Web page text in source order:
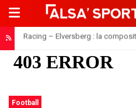
Racing – Elversberg : la
Football